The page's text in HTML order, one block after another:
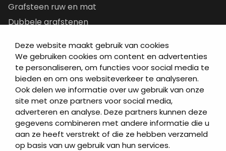
Deze website maakt gebruik van cookies
We gebruiken cookies om content en advertenties
te personaliseren, om functies voor social media te
bieden en om ons websiteverkeer te analyseren.
Ook delen we informatie over uw gebruik van onze
site met onze partners voor social media,
adverteren en analyse. Deze partners kunnen deze
gegevens combineren met andere informatie die u
aan ze heeft verstrekt of die ze hebben verzameld
op basis van uw gebruik van hun services.
Grafsteen ruw en mat
Dubbele grafstenen
Letterplaten
Grafzerken kopen
Direct naar
Grafstenen
As artikelen
Urngrafmonumenten